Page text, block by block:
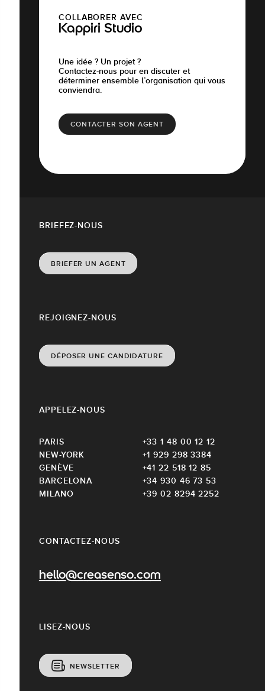
COLLABORER AVEC
Kappiri Studio
Une idée ? Un projet ?
Contactez-nous pour en discuter et
déterminer ensemble l’organisation qui vous
conviendra.
CONTACTER SON AGENT
CONTACTEZ-NOUS
hello@creasenso.com
REJOIGNEZ-NOUS
DÉPOSER UNE CANDIDATURE
LISEZ-NOUS
NEWSLETTER
APPELEZ-NOUS
PARIS
+33 1 48 00 12 12
NEW-YORK
+1 929 298 3384
GENÈVE
+41 22 518 12 85
BARCELONA
+34 930 46 73 53
MILANO
+39 02 8294 2252
BRIEFEZ-NOUS
BRIEFER UN AGENT